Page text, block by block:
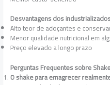
Desvantagens dos
Alto teor de adoçantes e
Menor qualidade nutricional em
Preço elevado a longo prazo
Perguntas Frequentes sobre
O shake para emagrecer